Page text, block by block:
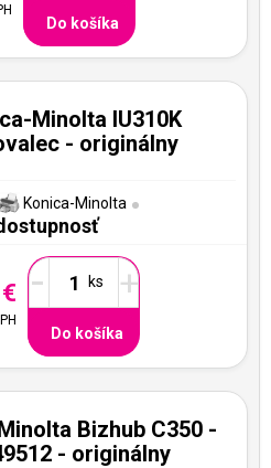
Do košíka
Minolta IU310K
- originálny
Konica-Minolta
- +
Do košíka
Bizhub C350 -
- originálny